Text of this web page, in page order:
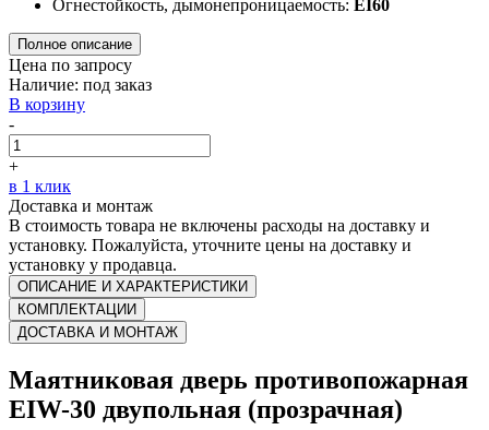
Огнестойкость, дымонепроницаемость: EI60
Полное описание
Цена по запросу
Наличие: под заказ
В корзину
-
+
в 1 клик
Доставка и монтаж
В стоимость товара не включены расходы на доставку и
установку. Пожалуйста, уточните цены на доставку и
установку у продавца.
ОПИСАНИЕ И ХАРАКТЕРИСТИКИ
КОМПЛЕКТАЦИИ
ДОСТАВКА И МОНТАЖ
Маятниковая дверь противопожарная
EIW-30 двупольная (прозрачная)